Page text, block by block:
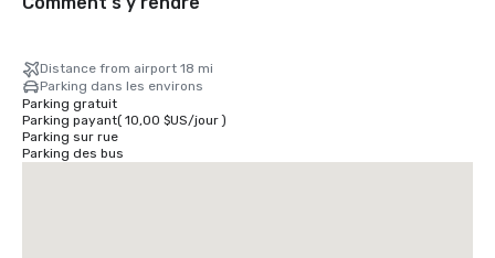
Distance from airport 18 mi
Parking dans les environs
Parking gratuit
Parking payant( 10,00 $US/jour)
Parking sur rue
Parking des bus